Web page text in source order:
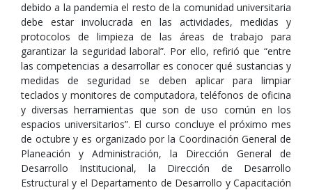
debido a la pandemia el resto de la comunidad universitaria
debe estar involucrada en las actividades, medidas y
protocolos de limpieza de las áreas de trabajo para
garantizar la seguridad laboral”. Por ello, refirió que “entre
las competencias a desarrollar es conocer qué sustancias y
medidas de seguridad se deben aplicar para limpiar
teclados y monitores de computadora, teléfonos de oficina
y diversas herramientas que son de uso común en los
espacios universitarios”. El curso concluye el próximo mes
de octubre y es organizado por la Coordinación General de
Planeación y Administración, la Dirección General de
Desarrollo Institucional, la Dirección de Desarrollo
Estructural y el Departamento de Desarrollo y Capacitación